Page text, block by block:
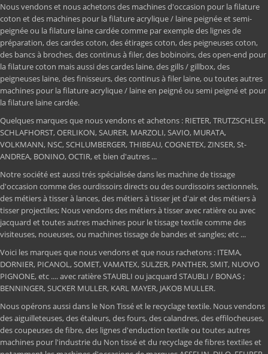
Nous vendons et nous achetons des machines d'occasion pour la filature
coton et des machines pour la filature acrylique / laine peignée et semi-
peignée ou la filature laine cardée comme par exemple des lignes de
préparation, des cardes coton, des étirages coton, des peigneuses coton,
des bancs à broches, des continus à filer, des bobinoirs, des open-end pour
la filature coton mais aussi des cardes laine, des gills / gillbox, des
peigneuses laine, des finisseurs, des continus à filer laine, ou toutes autres
machines pour la filature acrylique / laine en peigné ou semi peigné et pour
la filature laine cardée.
Quelques marques que nous vendons et achetons : RIETER, TRUTZSCHLER,
SCHLAFHORST, OERLIKON, SAURER, MARZOLI, SAVIO, MURATA,
VOLKMANN, NSC, SCHLUMBERGER, THIBEAU, COGNETEX, ZINSER, St-
ANDREA, BONINO, OCTIR, et bien d'autres ...
Notre société est aussi trés spécialisée dans les machine de tissage
d'occasion comme des ourdissoirs directs ou des ourdissoirs sectionnels,
des métiers à tisser à lances, des métiers à tisser jet d'air et des métiers à
tisser projectiles; Nous vendons des métiers à tisser avec ratière ou avec
jacquard et toutes autres machines pour le tissage textile comme des
visiteuses, noueuses, ou machines tissage de bandes et sangles; etc ...
Voici les marques que nous vendons et que nous rachetons : ITEMA,
DORNIER, PICANOL, SOMET, VAMATEX, SULZER, PANTHER, SMIT, NUOVO
PIGNONE, etc .... avec ratière STAUBLI ou jacquard STAUBLI / BONAS ;
BENNINGER, SUCKER MULLER, KARL MAYER, JAKOB MULLER.
Nous opérons aussi dans le Non Tissé et le recyclage textile. Nous vendons
des aiguilleteuses, des étaleurs, des fours, des calandres, des effilocheuses,
des coupeuses de fibre, des lignes d'enduction textile ou toutes autres
machines pour l'industrie du Non tissé et du recyclage de fibres textiles et